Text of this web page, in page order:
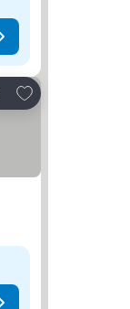
Lisää suosikkeihin